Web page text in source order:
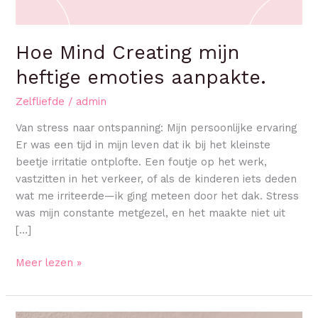
Hoe Mind Creating mijn
heftige emoties aanpakte.
Zelfliefde / admin
Van stress naar ontspanning: Mijn persoonlijke ervaring
Er was een tijd in mijn leven dat ik bij het kleinste
beetje irritatie ontplofte. Een foutje op het werk,
vastzitten in het verkeer, of als de kinderen iets deden
wat me irriteerde—ik ging meteen door het dak. Stress
was mijn constante metgezel, en het maakte niet uit
[…]
Meer lezen »